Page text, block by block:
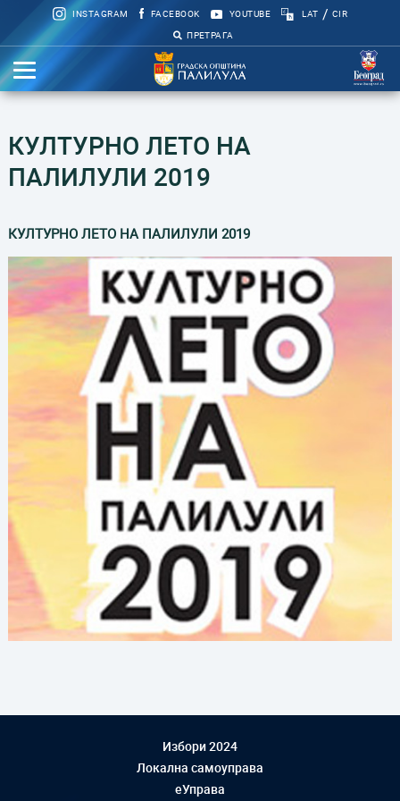
INSTAGRAM FACEBOOK YOUTUBE LAT / CIR
ПРЕТРАГА
КУЛТУРНО ЛЕТО НА
ПАЛИЛУЛИ 2019
КУЛТУРНО ЛЕТО НА ПАЛИЛУЛИ 2019
Избори 2024
Локална самоуправа
еУправа